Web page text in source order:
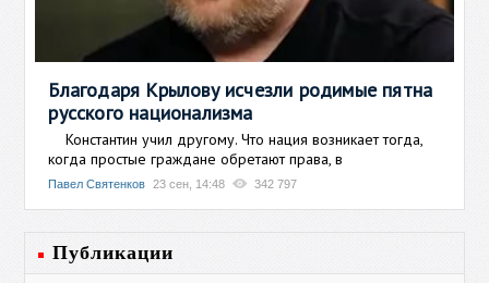
Благодаря Крылову исчезли родимые пятна
русского национализма
Константин учил другому. Что нация возникает тогда,
когда простые граждане обретают права, в
Павел Святенков 23 сен, 14:48 342 797
Публикации